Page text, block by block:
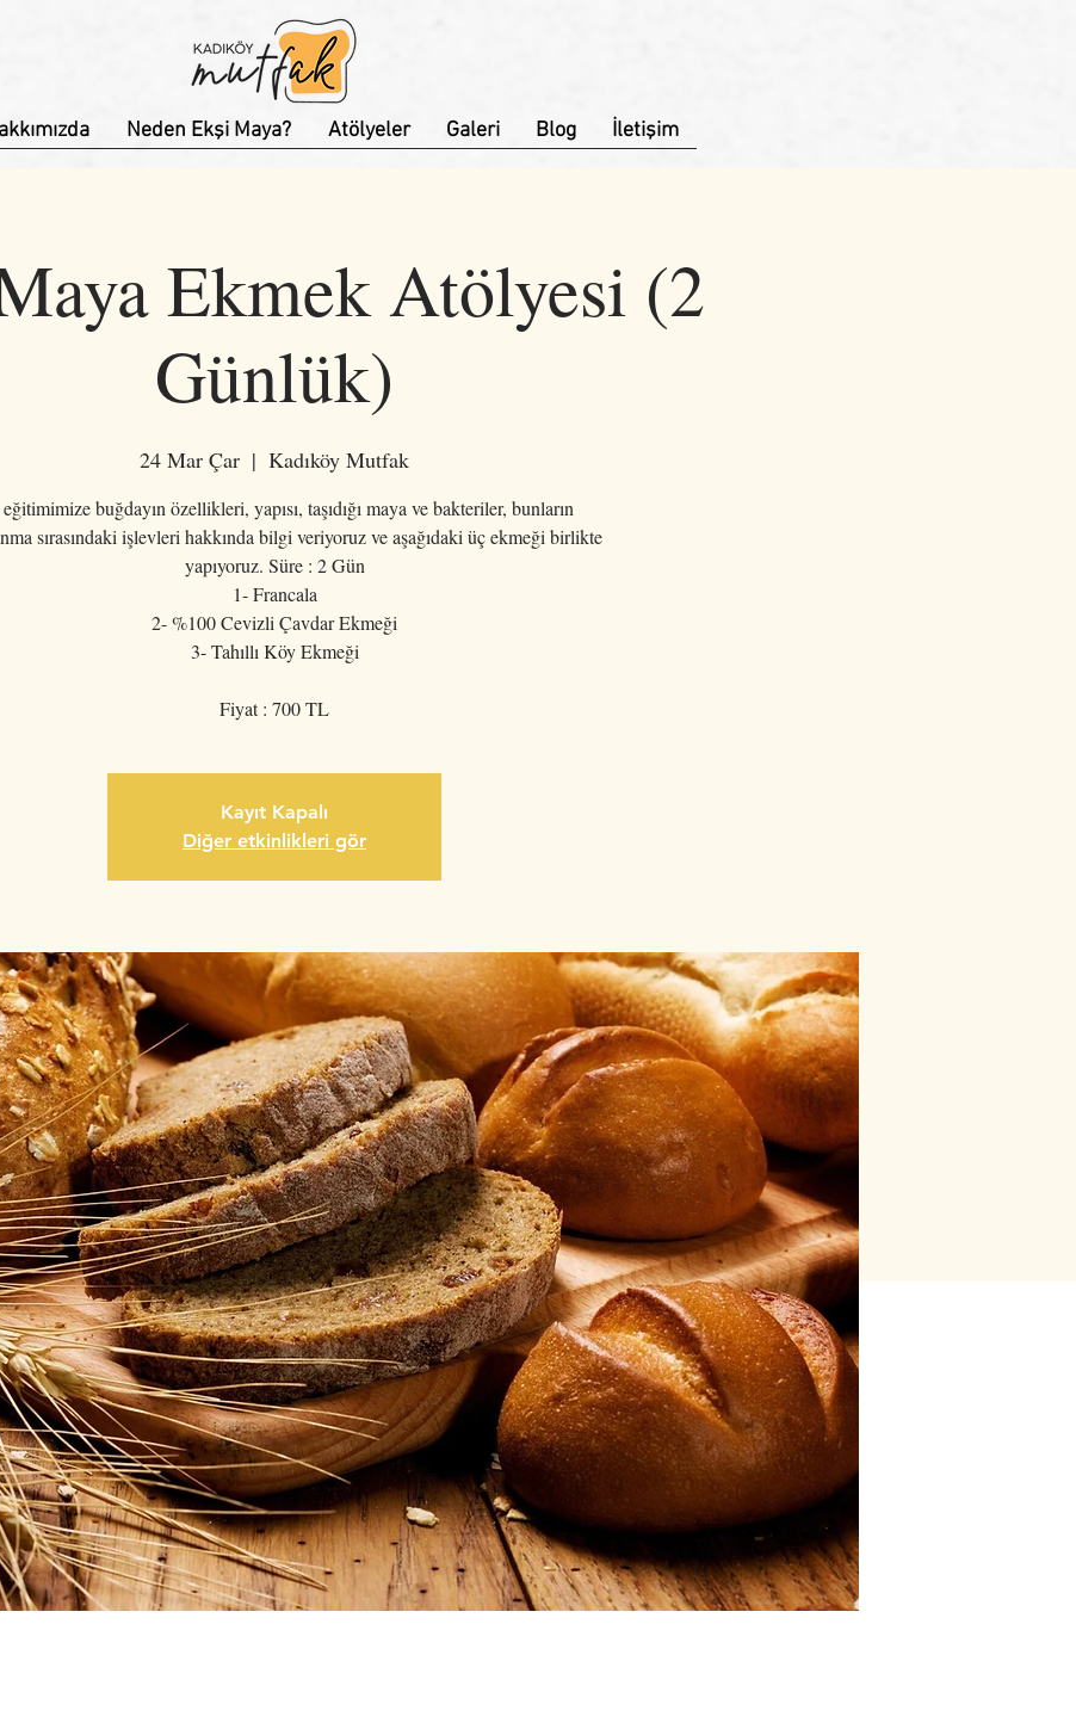
Neden Ekşi Maya? Atölyeler Galeri Blog İletişim
Ekmek Atölyesi (2
Günlük)
24 Mar Çar
  |
Kadıköy Mutfak
buğdayın özellikleri, yapısı, taşıdığı maya ve bakteriler, bunların
sırasındaki işlevleri hakkında bilgi veriyoruz ve aşağıdaki üç ekmeği birlikte
yapıyoruz. Süre : 2 Gün
1- Francala
2- %100 Cevizli Çavdar Ekmeği
3- Tahıllı Köy Ekmeği
Fiyat : 700 TL
Kayıt Kapalı
Diğer etkinlikleri gör